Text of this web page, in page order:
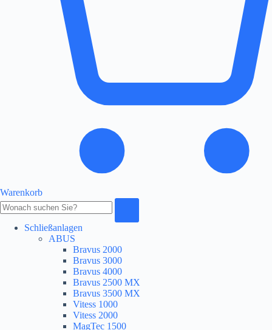
Warenkorb
Produkte
durchsuchen
Schließanlagen
ABUS
Bravus 2000
Bravus 3000
Bravus 4000
Bravus 2500 MX
Bravus 3500 MX
Vitess 1000
Vitess 2000
MagTec 1500